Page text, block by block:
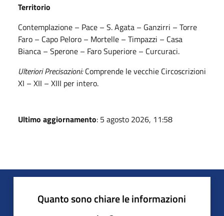
Territorio
Contemplazione – Pace – S. Agata – Ganzirri – Torre
Faro – Capo Peloro – Mortelle – Timpazzi – Casa
Bianca – Sperone – Faro Superiore – Curcuraci.
Ulteriori Precisazioni:Comprende le vecchie Circoscrizioni
XI – XII – XIII per intero.
Ultimo aggiornamento: 5 agosto 2026, 11:58
Quanto sono chiare le informazioni